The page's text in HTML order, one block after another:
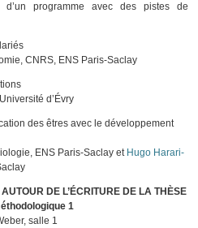
programme avec des pistes de
CNRS, ENS Paris-Saclay
d’Évry
des êtres avec le développement
ENS Paris-Saclay et Hugo Harari-
DE L’ÉCRITURE DE LA THÈSE
1
salle 1